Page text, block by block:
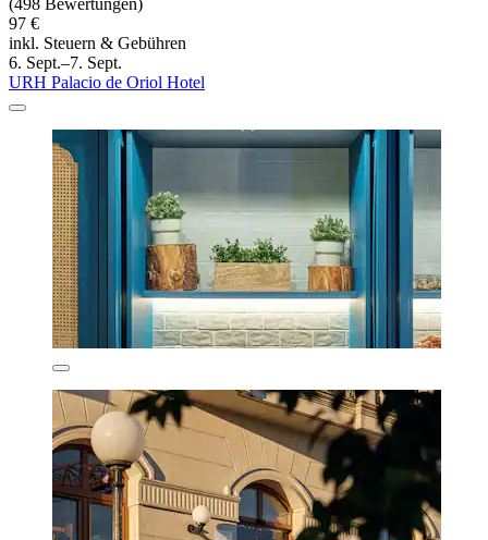
97 €
inkl. Steuern & Gebühren
6. Sept.–7. Sept.
URH Palacio de Oriol Hotel